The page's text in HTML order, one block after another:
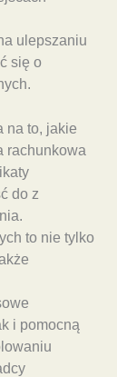
ulepszaniu
się o
na to, jakie
rachunkowa
do z
to nie tylko
i pomocną